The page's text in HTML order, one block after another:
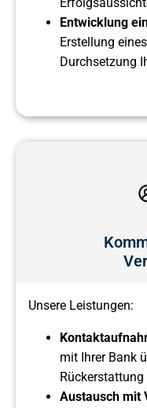
Entwicklung
Erstellung
Durchsetzung
Unsere Leistungen:
mit Ihrer Bank
Rückerstattung
Austausch mit